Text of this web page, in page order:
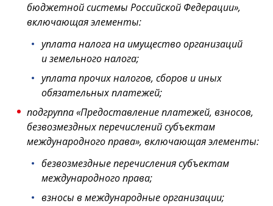
бюджетной системы Российской Федерации»,
включающая элементы:
уплата налога на имущество организаций
и земельного налога;
уплата прочих налогов, сборов и иных
обязательных платежей;
подгруппа «Предоставление платежей, взносов,
безвозмездных перечислений субъектам
международного права», включающая элементы:
безвозмездные перечисления субъектам
международного права;
взносы в международные организации;